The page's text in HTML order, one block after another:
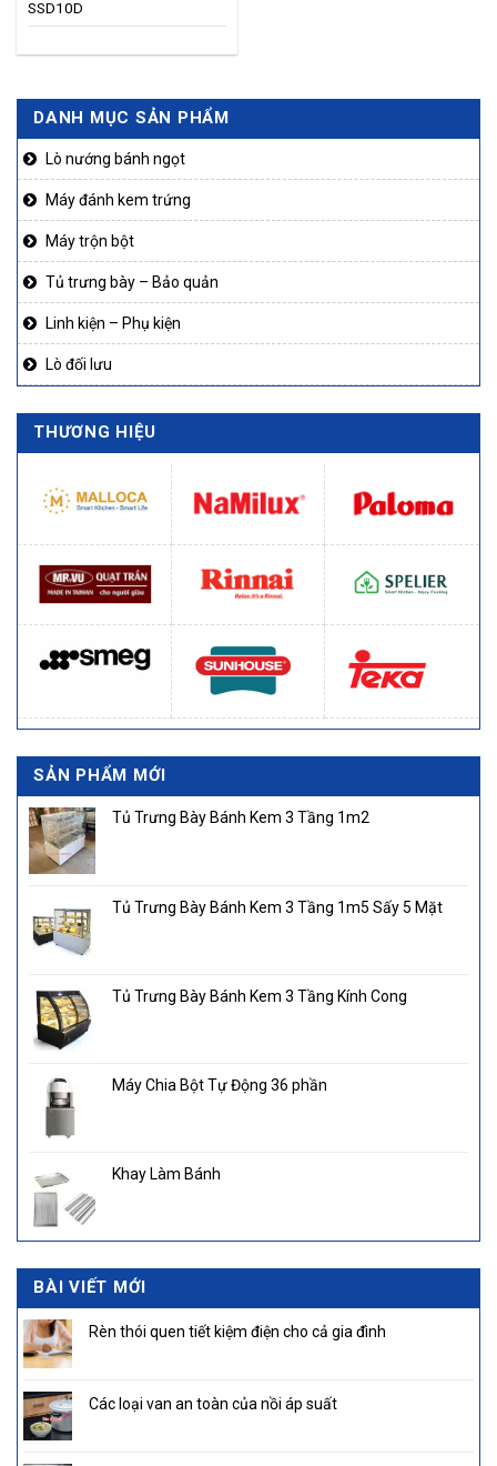
SSD10D
DANH MỤC SẢN PHẨM
Lò nướng bánh ngọt
Máy đánh kem trứng
Máy trộn bột
Tủ trưng bày – Bảo quản
Linh kiện – Phụ kiện
Lò đối lưu
THƯƠNG HIỆU
SẢN PHẨM MỚI
Tủ Trưng Bày Bánh Kem 3 Tầng 1m2
Tủ Trưng Bày Bánh Kem 3 Tầng 1m5 Sấy 5 Mặt
Tủ Trưng Bày Bánh Kem 3 Tầng Kính Cong
Máy Chia Bột Tự Động 36 phần
Khay Làm Bánh
BÀI VIẾT MỚI
Rèn thói quen tiết kiệm điện cho cả gia đình
Các loại van an toàn của nồi áp suất